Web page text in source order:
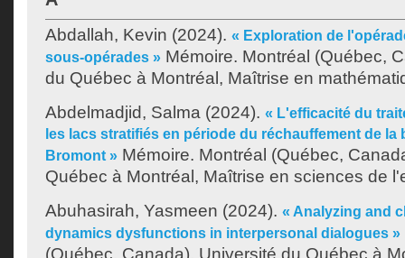
Abdallah, Kevin (2024). « Exploration de
sous-opérades » Mémoire. Montréal (Québec,
du Québec à Montréal, Maîtrise en
Abdelmadjid, Salma (2024). « L'efficacité du
les lacs stratifiés en période du réchauffement de la
Bromont » Mémoire. Montréal (Québec,
Québec à Montréal, Maîtrise en sciences de
Abuhasirah, Yasmeen (2024). « Analyzing and
dynamics dysfunctions in interpersonal dialogues »
(Québec, Canada), Université du Québec à